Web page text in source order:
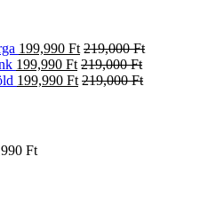
199,990 Ft 219,000Ft
199,990 Ft 219,000Ft
199,990 Ft 219,000Ft
Ft